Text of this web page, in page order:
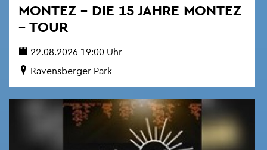
MON­TEZ – DIE 15 JAHRE MON­TEZ
– TOUR
22.08.2026 19:00 Uhr
Ra­vens­ber­ger Park